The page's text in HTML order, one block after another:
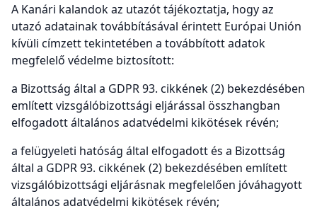
A Kanári kalandok az utazót tájékoztatja, hogy az
utazó adatainak továbbításával érintett Európai Unión
kívüli címzett tekintetében a továbbított adatok
megfelelő védelme biztosított:
a Bizottság által a GDPR 93. cikkének (2) bekezdésében
említett vizsgálóbizottsági eljárással összhangban
elfogadott általános adatvédelmi kikötések révén;
a felügyeleti hatóság által elfogadott és a Bizottság
által a GDPR 93. cikkének (2) bekezdésében említett
vizsgálóbizottsági eljárásnak megfelelően jóváhagyott
általános adatvédelmi kikötések révén;